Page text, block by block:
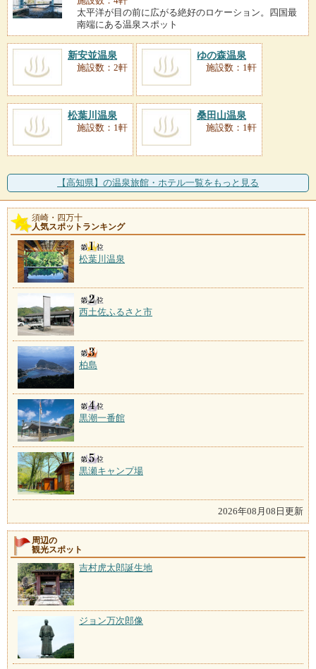
太平洋が目の前に広がる絶好のロケーション。四国最
南端にある温泉スポット
新安並温泉
施設数：2軒
ゆの森温泉
施設数：1軒
松葉川温泉
施設数：1軒
桑田山温泉
施設数：1軒
【高知県】の温泉旅館・ホテル一覧をもっと見る
須崎・四万十
人気スポットランキング
松葉川温泉
西土佐ふるさと市
柏島
黒潮一番館
黒瀬キャンプ場
2026年08月08日更新
周辺の
観光スポット
吉村虎太郎誕生地
ジョン万次郎像